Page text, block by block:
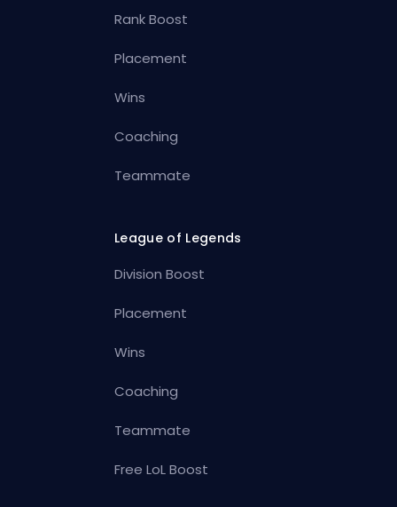
Rank Boost
Placement
Wins
Coaching
Teammate
League of Legends
Division Boost
Placement
Wins
Coaching
Teammate
Free LoL Boost